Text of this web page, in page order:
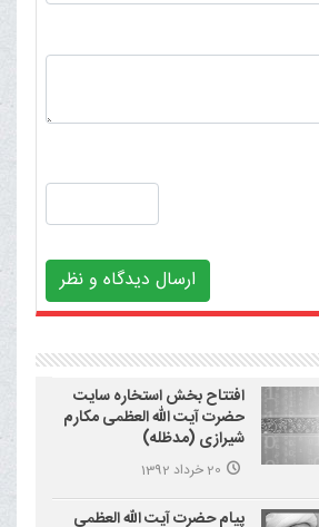
ارسال دیدگاه و نظر
افتتاح بخش استخاره سایت
حضرت آیت الله العظمی مکارم
شیرازی (مدظله)
20 خرداد 1392
پیام حضرت آیت الله العظمی